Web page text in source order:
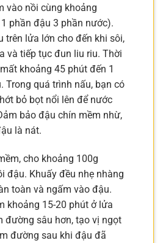
vào nồi cùng khoảng
phần đậu 3 phần nước).
trên lửa lớn cho đến khi sôi,
và tiếp tục đun liu riu. Thời
khoảng 45 phút đến 1
Trong quá trình nấu, bạn có
bỏ bọt nổi lên để nước
bảo đậu chín mềm nhừ,
là nát.
cho khoảng 100g
đậu. Khuấy đều nhẹ nhàng
toàn và ngấm vào đậu.
khoảng 15-20 phút ở lửa
đường sâu hơn, tạo vị ngọt
đường sau khi đậu đã